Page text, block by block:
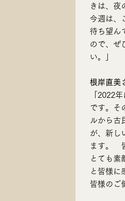
きは、夜
今週は、
待ち望ん
ので、ぜ
い。
根岸直美
「2022
です。そ
ルから古
が、新し
ます。
とても素
と皆様に
皆様のご